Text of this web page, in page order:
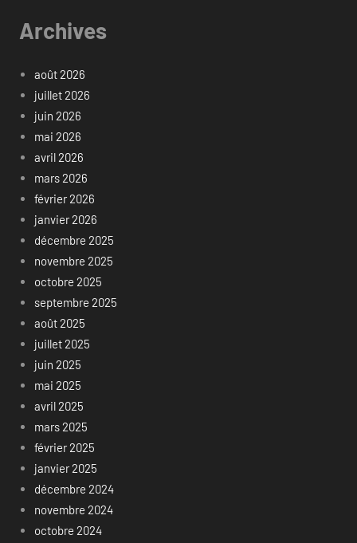
Archives
août 2026
juillet 2026
juin 2026
mai 2026
avril 2026
mars 2026
février 2026
janvier 2026
décembre 2025
novembre 2025
octobre 2025
septembre 2025
août 2025
juillet 2025
juin 2025
mai 2025
avril 2025
mars 2025
février 2025
janvier 2025
décembre 2024
novembre 2024
octobre 2024